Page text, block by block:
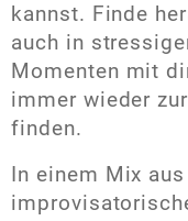
kannst. Finde
auch in
Momenten mit
immer wieder
finden.
In einem Mix